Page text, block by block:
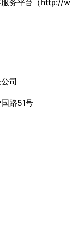
服务平台（http://w
司
路51号